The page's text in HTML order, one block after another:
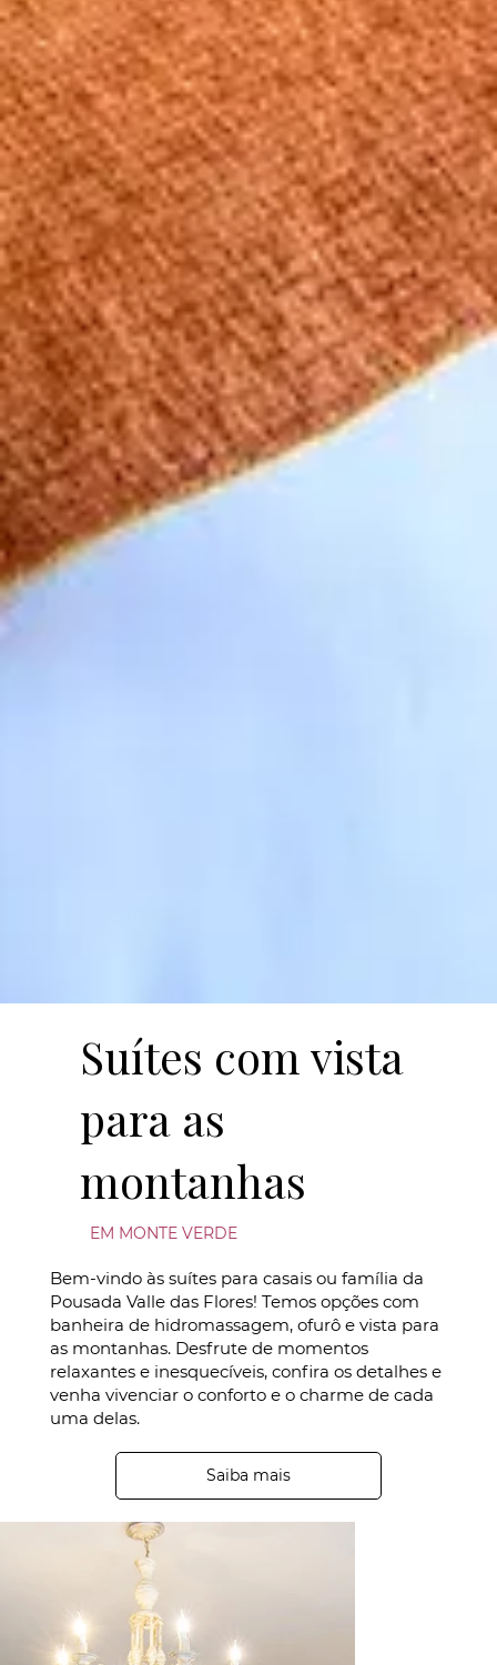
Suítes com vista
para as
montanhas
EM MONTE VERDE
Bem-vindo às suítes para casais ou família da
Pousada Valle das Flores! Temos opções com
banheira de hidromassagem, ofurô e vista para
as montanhas. Desfrute de momentos
relaxantes e inesquecíveis, confira os detalhes e
venha vivenciar o conforto e o charme de cada
uma delas.
Saiba mais